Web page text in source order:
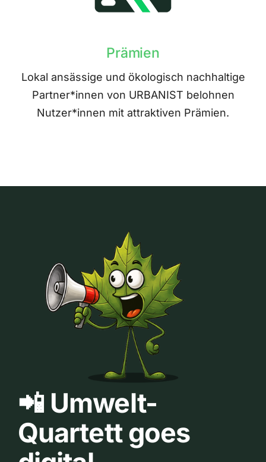
Prämien
Lokal ansässige und ökologisch nachhaltige
Partner*innen von URBANIST belohnen
Nutzer*innen mit attraktiven Prämien.
📲 Umwelt-
Quartett goes